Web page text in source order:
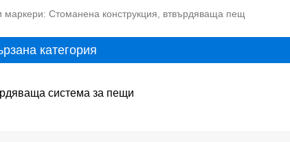
маркери: Стоманена конструкция, втвърдяваща пещ
категория
система за пещи